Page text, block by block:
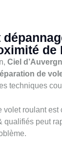
de
Ciel
de
techniques
volet roulant est
qualifiés peut